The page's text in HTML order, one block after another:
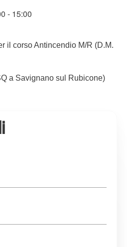
- 15:00
il corso Antincendio M/R (D.M.
a Savignano sul Rubicone)